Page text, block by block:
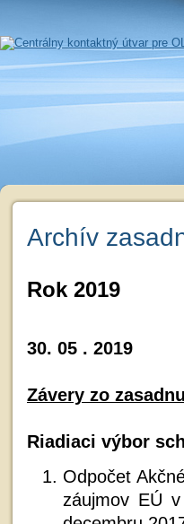
Archív
Rok 2019
30. 05 . 2019
Závery zo
Riadiaci výbor
Odpočet
záujmov EÚ